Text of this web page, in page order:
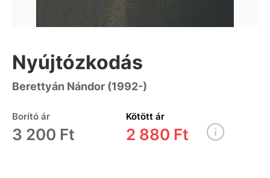
Nyújtózkodás
Berettyán Nándor (1992-)
Borító ár
3 200 Ft
Kötött ár
2 880 Ft